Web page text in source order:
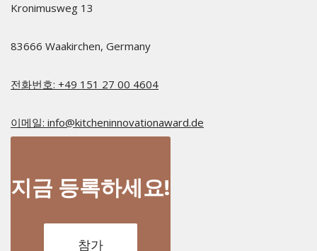
Kronimusweg 13​
83666 Waakirchen, Germany
전화번호: +49 151 27 00 4604
이메일: info@kitcheninnovationaward.de
지금 등록하세요!
참가